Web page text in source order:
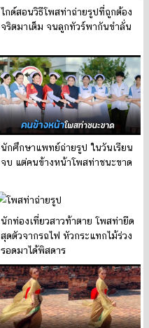
ไกด์สอนวิธีโพสท่าถ่ายรูปที่ถูกต้อง
จริตมาเต็ม จนลูกทัวร์พากันขำลั่น
นักศึกษาแพทย์ถ่ายรูป ในวันเรียน
จบ แต่คนข้างหน้าโพสท่าชนะขาด
นักท่องเที่ยวสาวท้าตาย โพสท่ายืด
สุดตัวจากรถไฟ หัวกระแทกไม้ร่วง
รอดมาได้พิสดาร